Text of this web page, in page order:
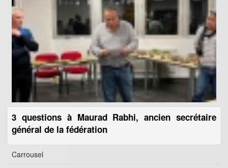
3 questions à Maurad Rabhi, ancien secrétaire
général de la fédération
Carrousel